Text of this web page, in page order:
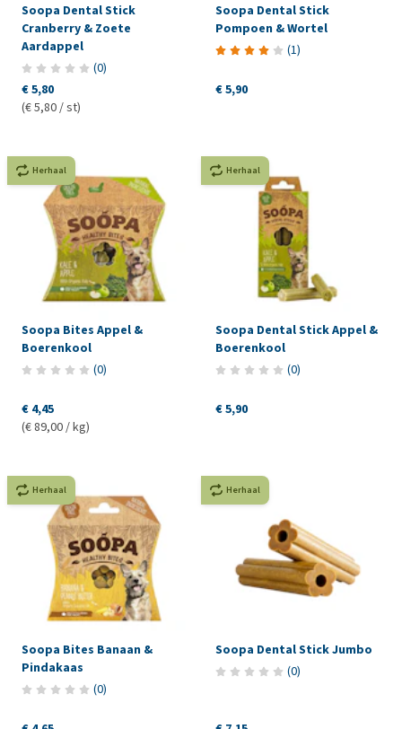
Soopa Dental Stick
Cranberry & Zoete
Aardappel
(0)
€ 5,80
(€ 5,80 / st)
Soopa Dental Stick
Pompoen & Wortel
(1)
€ 5,90
Herhaal
Soopa Bites Appel &
Boerenkool
(0)
€ 4,45
(€ 89,00 / kg)
Herhaal
Soopa Dental Stick Appel &
Boerenkool
(0)
€ 5,90
Herhaal
Soopa Bites Banaan &
Pindakaas
(0)
Herhaal
Soopa Dental Stick Jumbo
(0)